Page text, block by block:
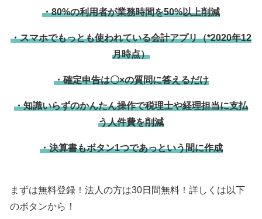
・80%の利用者が業務時間を50%以上削減
・スマホでもっとも使われている会計アプリ（*2020年12
月時点）
・確定申告は〇×の質問に答えるだけ
・知識いらずのかんたん操作で税理士や経理担当に支払
う人件費を削減
・決算書もボタン1つであっという間に作成
まずは無料登録！法人の方は30日間無料！詳しくは以下
のボタンから！